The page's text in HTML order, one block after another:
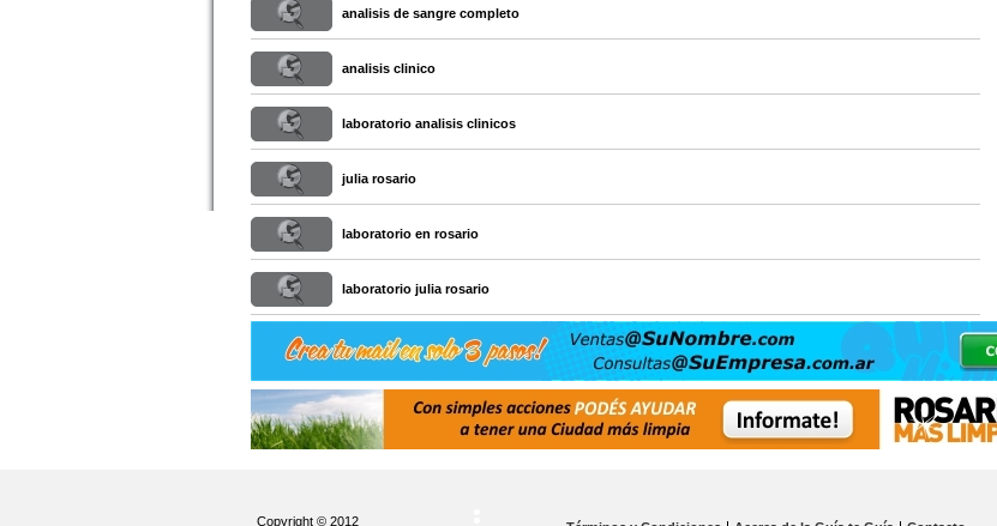
analisis de sangre completo
analisis clinico
laboratorio analisis clinicos
julia rosario
laboratorio en rosario
laboratorio julia rosario
Copyright © 2012